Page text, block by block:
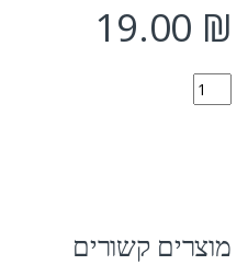
19.00 ₪
RH-I50-20FK-R1 quantity
מוצרים קשורים